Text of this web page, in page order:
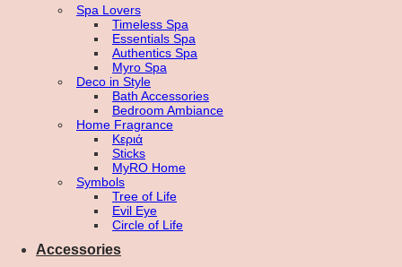
Spa Lovers
Timeless Spa
Essentials Spa
Authentics Spa
Myro Spa
Deco in Style
Bath Accessories
Bedroom Ambiance
Home Fragrance
Κεριά
Sticks
MyRO Home
Symbols
Tree of Life
Evil Eye
Circle of Life
Accessories